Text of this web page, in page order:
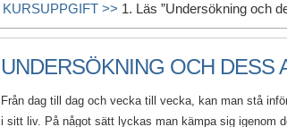
KURSUPPGIFT >> 1. Läs ”Undersökning och
UNDERSÖKNING OCH DESS
Från dag till dag och vecka till vecka, kan man stå
i sitt liv. På något sätt lyckas man kämpa sig igenom